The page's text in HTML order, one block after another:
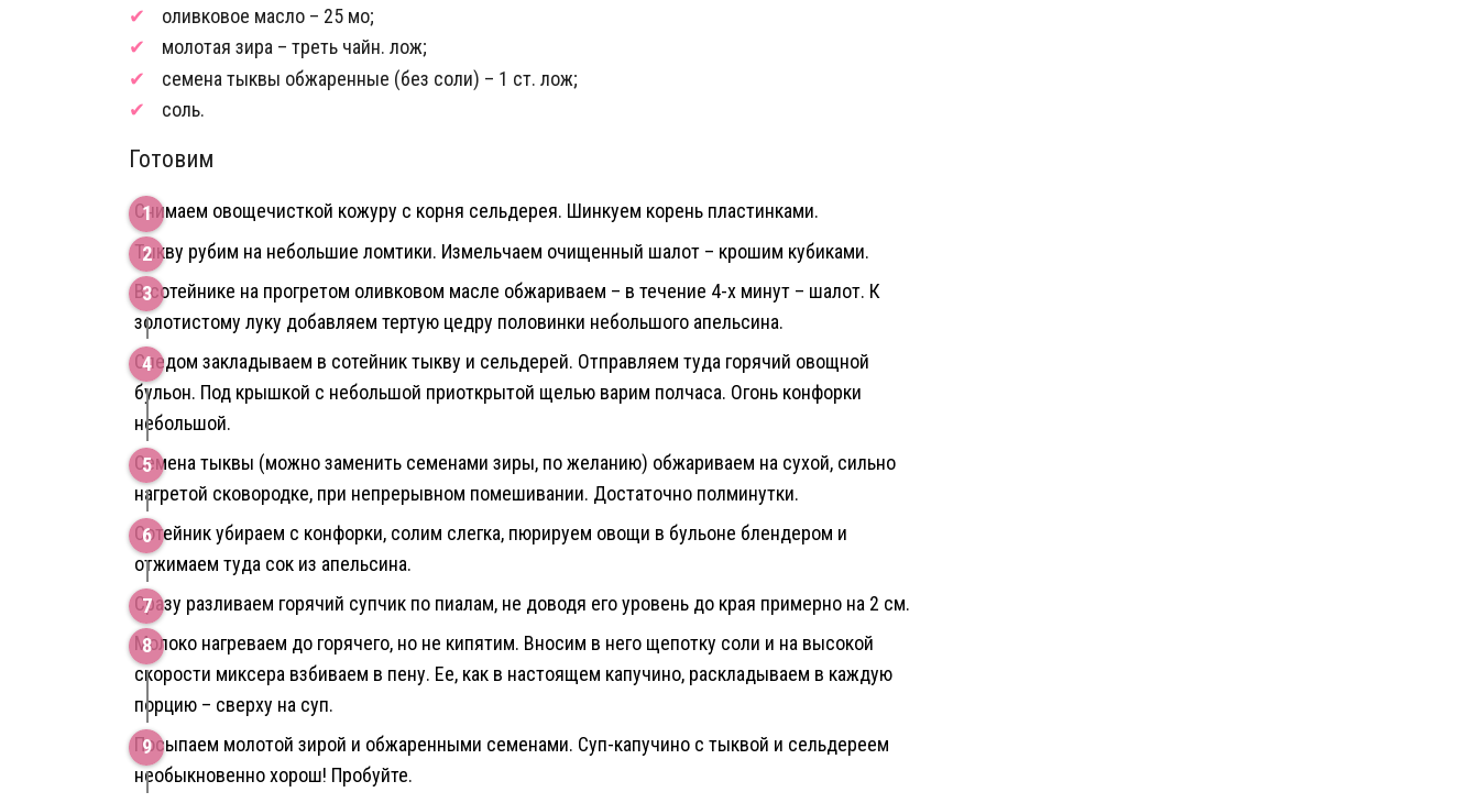
оливковое масло – 25 мо;
молотая зира – треть чайн. лож;
семена тыквы обжаренные (без соли) – 1 ст. лож;
соль.
Готовим
Снимаем овощечисткой кожуру с корня сельдерея. Шинкуем корень пластинками.
Тыкву рубим на небольшие ломтики. Измельчаем очищенный шалот – крошим кубиками.
В сотейнике на прогретом оливковом масле обжариваем – в течение 4-х минут – шалот. К
золотистому луку добавляем тертую цедру половинки небольшого апельсина.
Следом закладываем в сотейник тыкву и сельдерей. Отправляем туда горячий овощной
бульон. Под крышкой с небольшой приоткрытой щелью варим полчаса. Огонь конфорки
небольшой.
Семена тыквы (можно заменить семенами зиры, по желанию) обжариваем на сухой, сильно
нагретой сковородке, при непрерывном помешивании. Достаточно полминутки.
Сотейник убираем с конфорки, солим слегка, пюрируем овощи в бульоне блендером и
отжимаем туда сок из апельсина.
Сразу разливаем горячий супчик по пиалам, не доводя его уровень до края примерно на 2 см.
Молоко нагреваем до горячего, но не кипятим. Вносим в него щепотку соли и на высокой
скорости миксера взбиваем в пену. Ее, как в настоящем капучино, раскладываем в каждую
порцию – сверху на суп.
Посыпаем молотой зирой и обжаренными семенами. Суп-капучино с тыквой и сельдереем
необыкновенно хорош! Пробуйте.